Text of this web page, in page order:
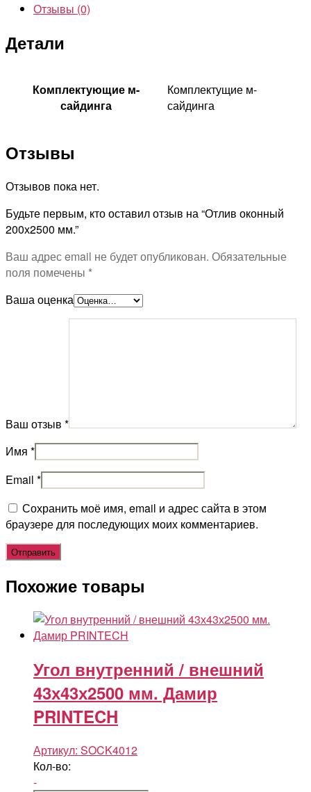
Отзывы (0)
Детали
Комплектующие м-
сайдинга
Комплектущие м-
сайдинга
Отзывы
Отзывов пока нет.
Будьте первым, кто оставил отзыв на “Отлив оконный
200х2500 мм.”
Ваш адрес email не будет опубликован. Обязательные
поля помечены *
Ваша оценка
Ваш отзыв *
Имя *
Email *
Сохранить моё имя, email и адрес сайта в этом
браузере для последующих моих комментариев.
Похожие товары
Угол внутренний / внешний
43х43х2500 мм. Дамир
PRINTECH
Артикул: SOCK4012
Кол-во:
-